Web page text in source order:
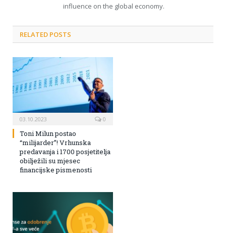
influence on the global economy.
RELATED POSTS
03.10.2023 0
Toni Milun postao
“milijarder”! Vrhunska
predavanja i 1700 posjetitelja
obilježili su mjesec
financijske pismenosti